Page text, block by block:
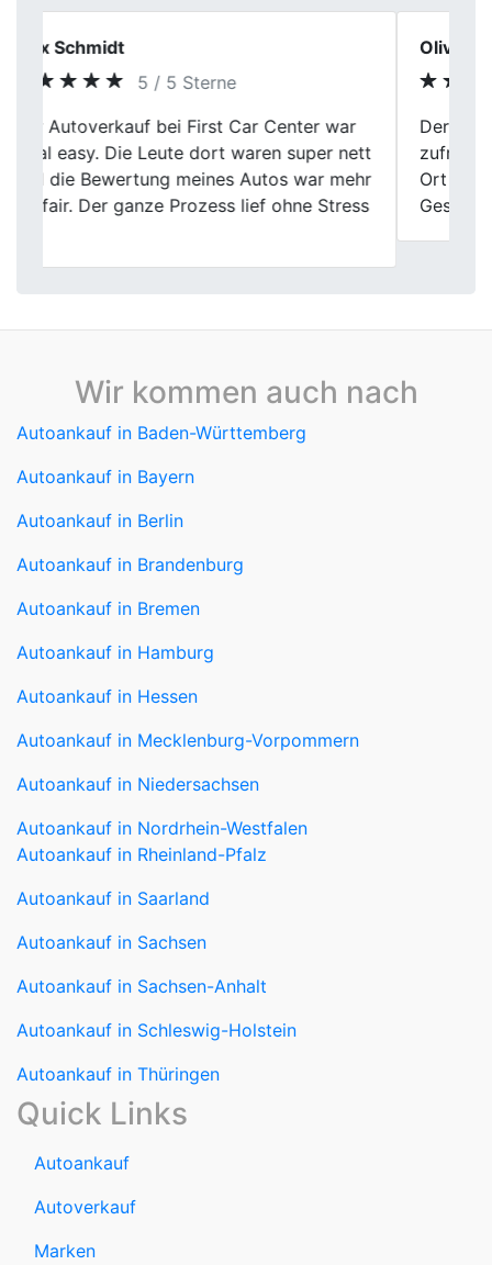
Oliver Kranz
4 / 5 Sterne
Der Autoverkauf verlief insgesamt
zufriedenstellend. Kleinere Wartezeiten vor
Ort minderten den ansonsten positiven
Gesamteindruck geringfügig.
Previous Next
Autoankauf in Baden-Württemberg
Autoankauf in Berlin
Autoankauf in Niedersachsen
Autoankauf in Rheinland-Pfalz
Autoankauf in Thüringen
Quick Links